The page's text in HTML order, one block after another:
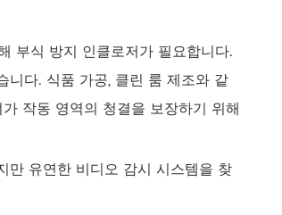
Español
italiano
português
부식 방지 인클로저가 필요합니다.
니다. 식품 가공, 클린 룸 제조와 같
작동 영역의 청결을 보장하기 위해
만 유연한 비디오 감시 시스템을 찾